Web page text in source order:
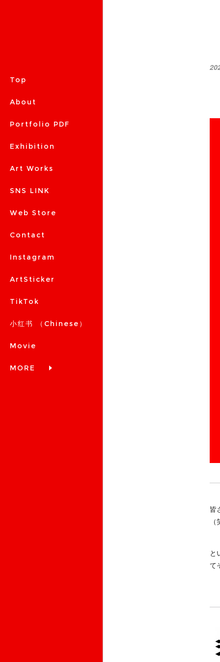
Top
About
Portfolio PDF
Exhibition
Art Works
SNS LINK
Web Store
Contact
Instagram
ArtSticker
TikTok
小红书 （Chinese）
Movie
MORE
皆
と
て